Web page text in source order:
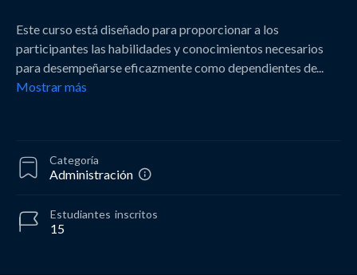
Este curso está diseñado para proporcionar a los
participantes las habilidades y conocimientos necesarios
para desempeñarse eficazmente como dependientes de...
Mostrar más
Categoría
Administración
15
Estudiantes inscritos